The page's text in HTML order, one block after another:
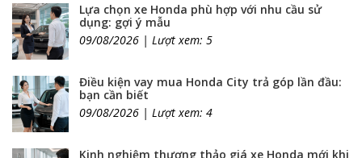
Lựa chọn xe Honda phù hợp với nhu cầu sử
dụng: gợi ý mẫu
09/08/2026 | Lượt xem: 5
Điều kiện vay mua Honda City trả góp lần đầu:
bạn cần biết
09/08/2026 | Lượt xem: 4
Kinh nghiệm thương thảo giá xe Honda mới khi